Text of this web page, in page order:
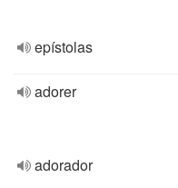
epístolas
adorer
adorador